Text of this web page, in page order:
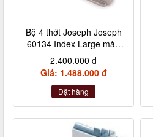
Bộ 4 thớt Joseph Joseph
60134 Index Large màu
bạc
2.400.000 đ
Giá: 1.488.000 đ
Đặt hàng